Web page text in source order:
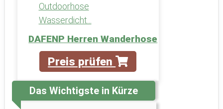
DAFENP Herren Wanderhose
Preis prüfen
Das Wichtigste in Kürze